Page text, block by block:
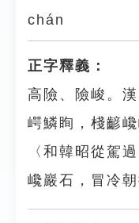
chán
正字釋義：
高險、險峻。
崿鱗眴，棧齴
〈和韓昭從駕
巉巖石，冒冷朝